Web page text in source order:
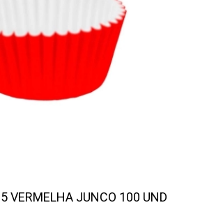
VERMELHA JUNCO 100 UND